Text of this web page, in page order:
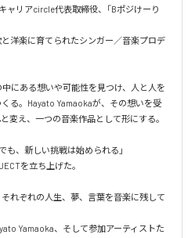
ャリアcircle代表取締役、「Bポジけーり
洋楽に育てられたシンガー／音楽プロデ
にある想いや可能性を見つけ、人と人を
る。Hayato Yamaokaが、その想いを受
変え、一つの音楽作品として形にする。
も、新しい挑戦は始められる」
を立ち上げた。
れぞれの人生、夢、言葉を音楽に残して
Yamaoka、そして参加アーティストた